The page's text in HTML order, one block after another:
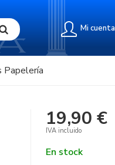
Mi cuenta
Papelería
19,90 €
IVA incluido
En stock